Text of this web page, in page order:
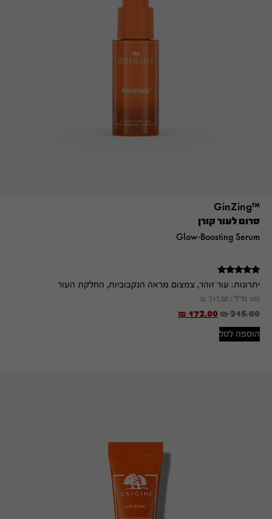
™GinZing
סרום לעור קורן
Glow-Boosting Serum
דורג
5.00
מתוך 5
יתרונות: עור זוהר, צמצום מראה הנקבוביות, החלקת העור
100 מ"ל / ₪ 717.00
₪215.00
₪ 172.00
הוספה לסל